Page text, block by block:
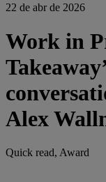
22 de abr de 2026
Work in
Alex
Quick read, Award